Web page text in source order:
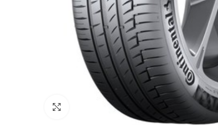
Κάντε κλικ για μεγέθυνση